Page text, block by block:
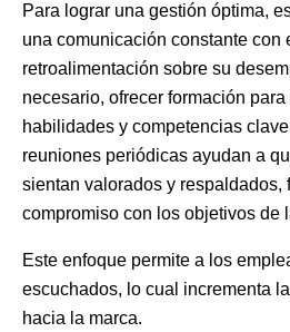
Para lograr una gestión óptima,
una comunicación constante con
retroalimentación sobre su
necesario, ofrecer formación
habilidades y competencias
reuniones periódicas ayudan a
sientan valorados y respaldados,
compromiso con los objetivos de
Este enfoque permite a los
escuchados, lo cual incrementa
hacia la marca.